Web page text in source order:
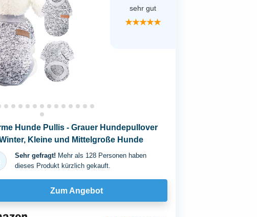
sehr gut
★★★★★
Hunde Pullis - Grauer Hundepullover
Kleine und Mittelgroße Hunde
Sehr gefragt! Mehr als 128 Personen haben
dieses Produkt kürzlich gekauft.
Zum Angebot